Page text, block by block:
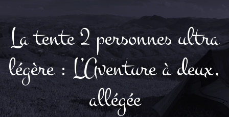
La tente 2 personnes ultra
légère : L’Aventure à deux,
allégée